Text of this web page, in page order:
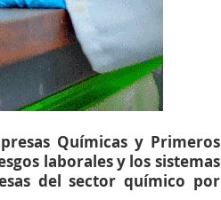
Químicas y Primeros
laborales y los sistemas
del sector químico por